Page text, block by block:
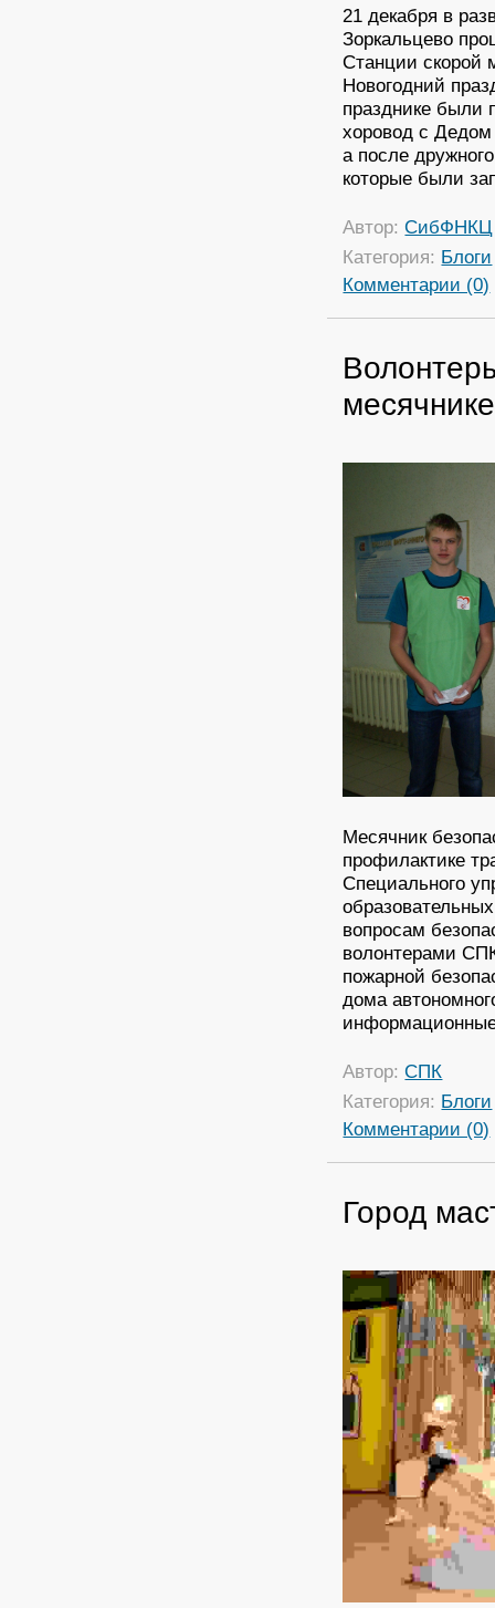
21 декабря в
Зоркальцево
Станции
Новогодний
празднике были
хоровод с
а после
которые были
Автор:СибФНКЦ
Категория: Блоги
Комментарии (0)
Месячник
профилактике
Специального
вопросам
волонтерами
пожарной
дома
Автор:СПК
Категория: Блоги
Комментарии (0)
Город